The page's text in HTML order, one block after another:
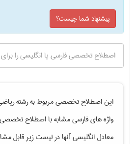
پیشنهاد شما چیست؟
این اصطلاح تخصصی مربوط به رشته
واژه های فارسی مشابه با اصطلاح
معادل انگلیسی آنها در لیست زیر قابل